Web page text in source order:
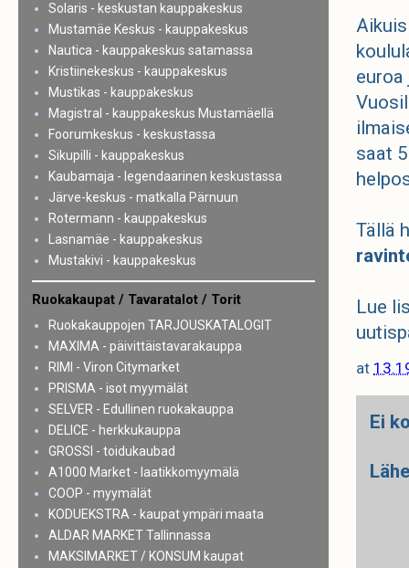
euroa
saat
Tällä
Lue
at
Ei
Solaris - keskustan kauppakeskus
Mustamäe Keskus - kauppakeskus
Nautica - kauppakeskus satamassa
Kristiinekeskus - kauppakeskus
Mustikas - kauppakeskus
Magistral - kauppakeskus Mustamäellä
Foorumkeskus - keskustassa
Sikupilli - kauppakeskus
Kaubamaja - legendaarinen keskustassa
Järve-keskus - matkalla Pärnuun
Rotermann - kauppakeskus
Lasnamäe - kauppakeskus
Mustakivi - kauppakeskus
Ruokakaupat / Tavaratalot / Torit
Ruokakauppojen TARJOUSKATALOGIT
MAXIMA - päivittäistavarakauppa
RIMI - Viron Citymarket
PRISMA - isot myymälät
SELVER - Edullinen ruokakauppa
DELICE - herkkukauppa
GROSSI - toidukaubad
A1000 Market - laatikkomyymälä
COOP - myymälät
KODUEKSTRA - kaupat ympäri maata
ALDAR MARKET Tallinnassa
MAKSIMARKET / KONSUM kaupat